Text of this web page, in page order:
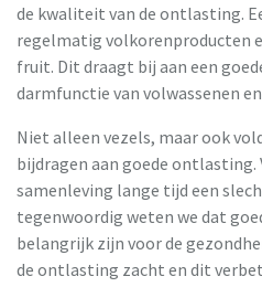
de kwaliteit van de ontlasting.
regelmatig volkorenproducten
fruit. Dit draagt bij aan een
darmfunctie van volwassenen
Niet alleen vezels, maar ook
bijdragen aan goede ontlasting.
samenleving lange tijd een
tegenwoordig weten we dat
belangrijk zijn voor de
de ontlasting zacht en dit